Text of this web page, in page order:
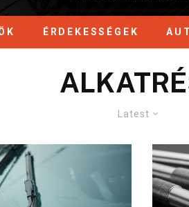
ÉRDEKESSÉGEK
Latest